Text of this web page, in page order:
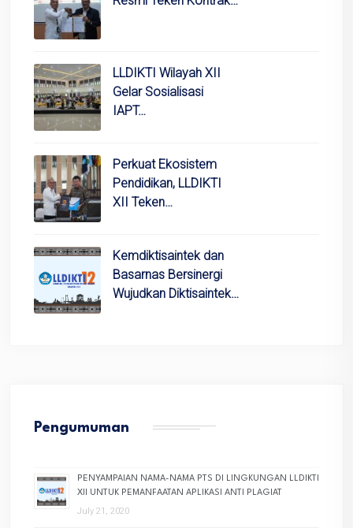
LLDIKTI Wilayah XII
Gelar Sosialisasi
IAPT…
Perkuat Ekosistem
Pendidikan, LLDIKTI
XII Teken…
Kemdiktisaintek dan
Basarnas Bersinergi
Wujudkan Diktisaintek…
Pengumuman
PENYAMPAIAN NAMA-NAMA PTS DI LINGKUNGAN LLDIKTI
XII UNTUK PEMANFAATAN APLIKASI ANTI PLAGIAT
July 21, 2020